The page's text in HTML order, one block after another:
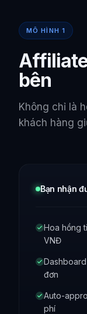
MÔ HÌNH 1
bên
Không chỉ là
khách hàng
Bạn nhận
Hoa hồng
VNĐ
đơn
Auto-
phí